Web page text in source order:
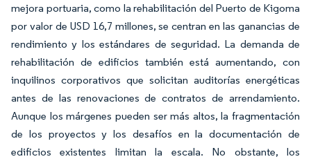
mejora portuaria, como la rehabilitación del Puerto de Kigoma
por valor de USD 16,7 millones, se centran en las ganancias de
rendimiento y los estándares de seguridad. La demanda de
rehabilitación de edificios también está aumentando, con
inquilinos corporativos que solicitan auditorías energéticas
antes de las renovaciones de contratos de arrendamiento.
Aunque los márgenes pueden ser más altos, la fragmentación
de los proyectos y los desafíos en la documentación de
edificios existentes limitan la escala. No obstante, los